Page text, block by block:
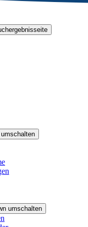
umschalten
umschalten